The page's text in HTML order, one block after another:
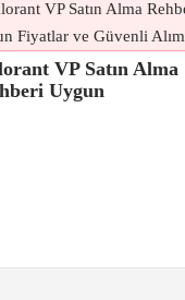
VP Satın Alma
Uygun